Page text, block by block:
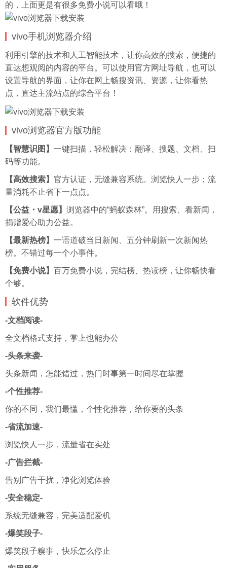
的，上面更是有很多免费小说可以看哦！
vivo手机浏览器介绍
利用引擎的技术和人工智能技术，让你高效的搜索，便捷的
直达想观阅的内容的平台。可以使用官方网址导航，也可以
设置导航的界面，让你在网上畅搜资讯、资源，让你看热
点，直达主流站点的综合平台！
vivo浏览器官方版功能
【智慧识图】 一键扫描，轻松解决：翻译、搜题、文档、扫
码等功能。
【高效搜索】 官方认证，无缝兼容系统。浏览快人一步；流
量消耗不止省下一点点。
【公益・v星愿】 浏览器中的“蚂蚁森林”。用搜索、看新闻，
捐赠爱心助力公益。
【最新热榜】 一语道破当日新闻、五分钟刷新一次新闻热
榜。不错过每一个小事件。
【免费小说】 百万免费小说，完结榜、热读榜，让你畅快看
个够。
软件优势
-文档阅读-
全文档格式支持，掌上也能办公
-头条来袭-
头条新闻，怎能错过，热门时事第一时间尽在掌握
-个性推荐-
你的不同，我们最懂，个性化推荐，给你要的头条
-省流加速-
浏览快人一步，流量省在实处
-广告拦截-
告别广告干扰，净化浏览体验
-安全稳定-
系统无缝兼容，完美适配爱机
-爆笑段子-
爆笑段子糗事，快乐怎么停止